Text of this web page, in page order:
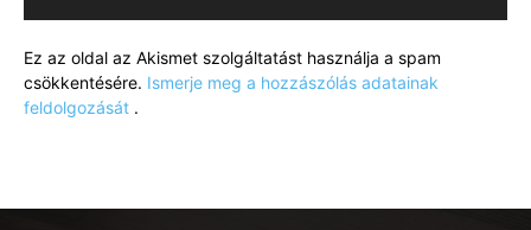
Ez az oldal az Akismet szolgáltatást használja a spam
csökkentésére. Ismerje meg a hozzászólás adatainak
feldolgozását .